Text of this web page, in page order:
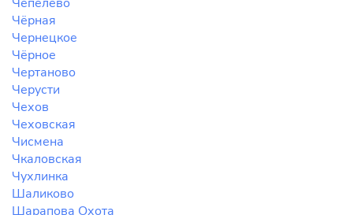
Чёрная
Чернецкое
Чёрное
Чертаново
Черусти
Чехов
Чеховская
Чисмена
Чкаловская
Чухлинка
Шаликово
Шарапова Охота